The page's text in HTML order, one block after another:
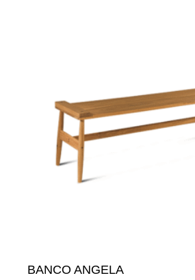
BANCO ANGELA